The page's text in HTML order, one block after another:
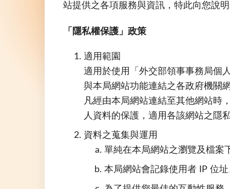
站提供之各項服務與資訊，特此向您說
「隱私權保護」政策
適用範園
適用於使用「外交部領事事務局個
與本局網站功能連結之各政府機關
凡經由本局網站連結至其他網站時
人資料的保護，適用各該網站之隱
資料之蒐集與運用
單純在本局網站之瀏覽及檔案
本局網站會記錄使用者 IP 位